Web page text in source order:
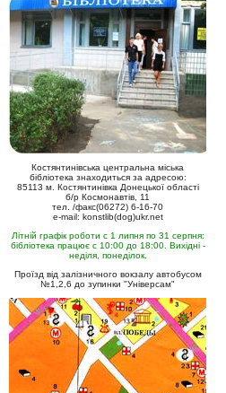
Костянтинівська центральна міська
бібліотека знаходиться за адресою:
85113 м. Костянтинівка Донецької області
б/р Космонавтів, 11
тел. /факс(06272) 6-16-70
e-mail: konstlib(dog)ukr.net
Літній графік роботи с 1 липня по 31 серпня:
бібліотека працює с 10:00 до 18:00. Вихідні -
неділя, понеділок.
Проїзд від залізничного вокзалу автобусом
№1,2,6 до зупинки "Універсам"